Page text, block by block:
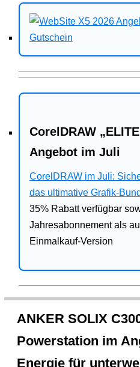
CorelDRAW
Angebot im Juli
CorelDRAW im Juli:
das ultimative Grafik-
35% Rabatt verfügbar
Jahresabonnement als
Einmalkauf-Version
ANKER SOLIX
Powerstation im
Energie für